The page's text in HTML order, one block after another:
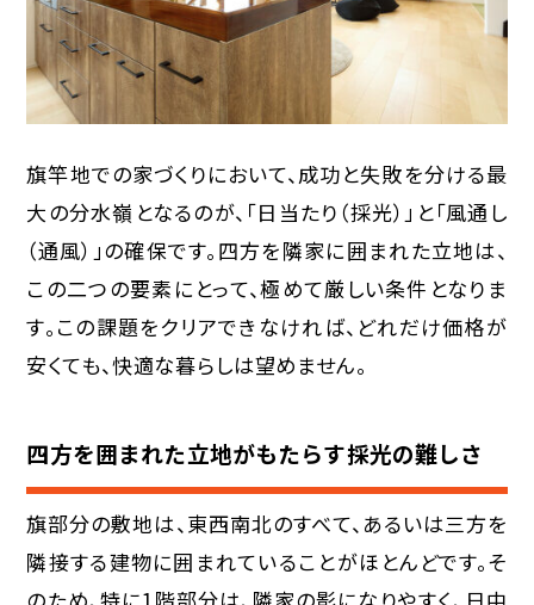
旗竿地での家づくりにおいて、成功と失敗を分ける最
大の分水嶺となるのが、「日当たり（採光）」と「風通し
（通風）」の確保です。四方を隣家に囲まれた立地は、
この二つの要素にとって、極めて厳しい条件となりま
す。この課題をクリアできなければ、どれだけ価格が
安くても、快適な暮らしは望めません。
四方を囲まれた立地がもたらす採光の難しさ
旗部分の敷地は、東西南北のすべて、あるいは三方を
隣接する建物に囲まれていることがほとんどです。そ